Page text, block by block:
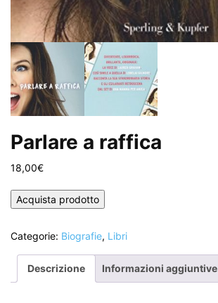
Parlare a raffica
18,00€
Acquista prodotto
Categorie: Biografie, Libri
Descrizione Informazioni aggiuntive